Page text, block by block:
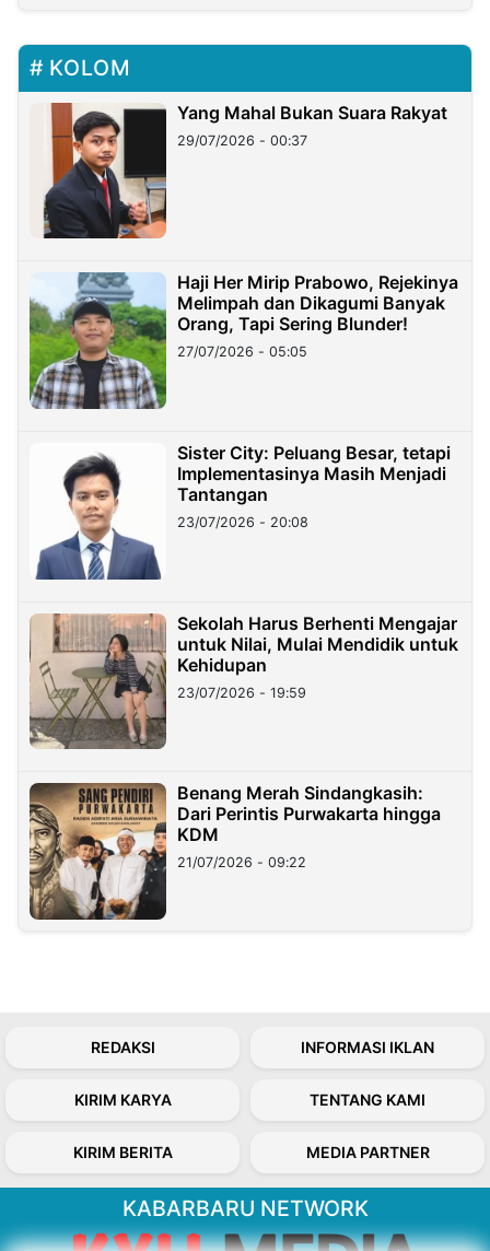
KOLOM
Yang Mahal Bukan Suara Rakyat
29/07/2026 - 00:37
Haji Her Mirip Prabowo, Rejekinya
Melimpah dan Dikagumi Banyak
Orang, Tapi Sering Blunder!
27/07/2026 - 05:05
Sister City: Peluang Besar, tetapi
Implementasinya Masih Menjadi
Tantangan
23/07/2026 - 20:08
Sekolah Harus Berhenti Mengajar
untuk Nilai, Mulai Mendidik untuk
Kehidupan
23/07/2026 - 19:59
Benang Merah Sindangkasih:
Dari Perintis Purwakarta hingga
KDM
21/07/2026 - 09:22
REDAKSI INFORMASI IKLAN
KIRIM KARYA TENTANG KAMI
KIRIM BERITA MEDIA PARTNER
KABARBARU NETWORK